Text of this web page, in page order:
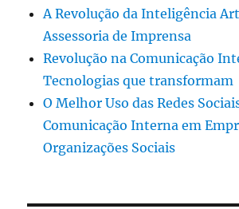
A Revolução da Inteligência
Assessoria de Imprensa
Revolução na Comunicação
Tecnologias que transformam
O Melhor Uso das Redes
Comunicação Interna em
Organizações Sociais